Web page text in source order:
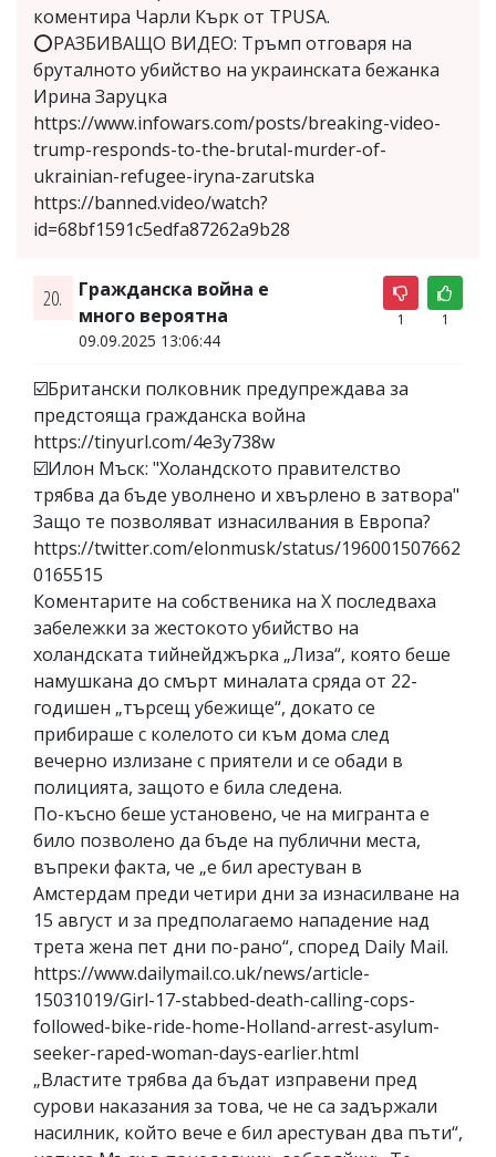
коментира Чарли Кърк от TPUSA.
⭕РАЗБИВАЩО ВИДЕО: Тръмп отговаря на
бруталното убийство на украинската бежанка
Ирина Заруцка
https://www.infowars.com/posts/breaking-video-
trump-responds-to-the-brutal-murder-of-
ukrainian-refugee-iryna-zarutska
https://banned.video/watch?
id=68bf1591c5edfa87262a9b28
20.
Гражданска война е
много вероятна
09.09.2025 13:06:44
1 1
☑️Британски полковник предупреждава за
предстояща гражданска война
https://tinyurl.com/4e3y738w
☑️Илон Мъск: "Холандското правителство
трябва да бъде уволнено и хвърлено в затвора"
Защо те позволяват изнасилвания в Европа?
https://twitter.com/elonmusk/status/196001507662
0165515
Коментарите на собственика на X последваха
забележки за жестокото убийство на
холандската тийнейджърка „Лиза“, която беше
намушкана до смърт миналата сряда от 22-
годишен „търсещ убежище“, докато се
прибираше с колелото си към дома след
вечерно излизане с приятели и се обади в
полицията, защото е била следена.
По-късно беше установено, че на мигранта е
било позволено да бъде на публични места,
въпреки факта, че „е бил арестуван в
Амстердам преди четири дни за изнасилване на
15 август и за предполагаемо нападение над
трета жена пет дни по-рано“, според Daily Mail.
https://www.dailymail.co.uk/news/article-
15031019/Girl-17-stabbed-death-calling-cops-
followed-bike-ride-home-Holland-arrest-asylum-
seeker-raped-woman-days-earlier.html
„Властите трябва да бъдат изправени пред
сурови наказания за това, че не са задържали
насилник, който вече е бил арестуван два пъти“,